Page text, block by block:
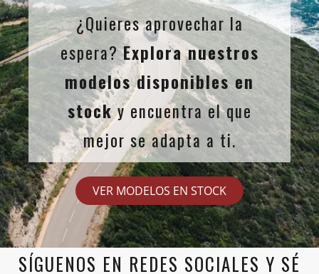
¿Quieres aprovechar la
espera?Explora nuestros
modelos disponibles en
stocky encuentra el que
mejor se adapta a ti.
VER MODELOS EN STOCK
SÍGUENOS EN REDES SOCIALES Y SÉ